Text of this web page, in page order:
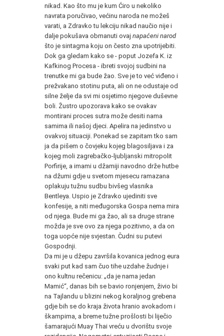
nikad. Kao što mu je kum Ćiro u nekoliko
navrata poručivao, većinu naroda ne možeš
varati, a Zdravko tu lekciju nikad naučio nije i
dalje pokušava obmanuti ovaj napaćeni narod
što je sintagma koju on često zna upotrijebiti.
Dok ga gledam kako se - poput Jozefa K. iz
Kafkinog Procesa - ibreti svojoj sudbini na
trenutke mi ga bude žao. Sve je to već viđeno i
prežvakano stotinu puta, ali on ne odustaje od
silne želje da svi mi osjetimo njegove duševne
boli. Žustro upozorava kako se ovakav
montirani proces sutra može desiti nama
samima ili našoj djeci. Apelira na jedinstvo u
ovakvoj situaciji. Ponekad se zapitam tko sam
ja da pišem o čovjeku kojeg blagosiljava i za
kojeg moli zagrebačko-ljubljanski mitropolit
Porfirije, a imami u džamiji navodno drže hutbe
na džumi gdje u svetom mjesecu ramazana
oplakuju tužnu sudbu bivšeg vlasnika
Bentleya. Uspio je Zdravko ujediniti sve
konfesije, a niti međugorska Gospa nema mira
od njega. Bude mi ga žao, ali sa druge strane
možda je sve ovo za njega pozitivno, a da on
toga uopće nije svjestan. Čudni su putevi
Gospodnji.
Da mi je u džepu završila kovanica jednog eura
svaki put kad sam čuo tihe uzdahe žudnje i
ono kultnu rečenicu: „da je nama jedan
Mamić“, danas bih se bavio ronjenjem, živio bi
na Tajlandu u blizini nekog koraljnog grebena
gdje bih se do kraja života hranio avokadom i
škampima, a breme tužne prošlosti bi liječio
šamarajući Muay Thai vreću u dvorištu svoje